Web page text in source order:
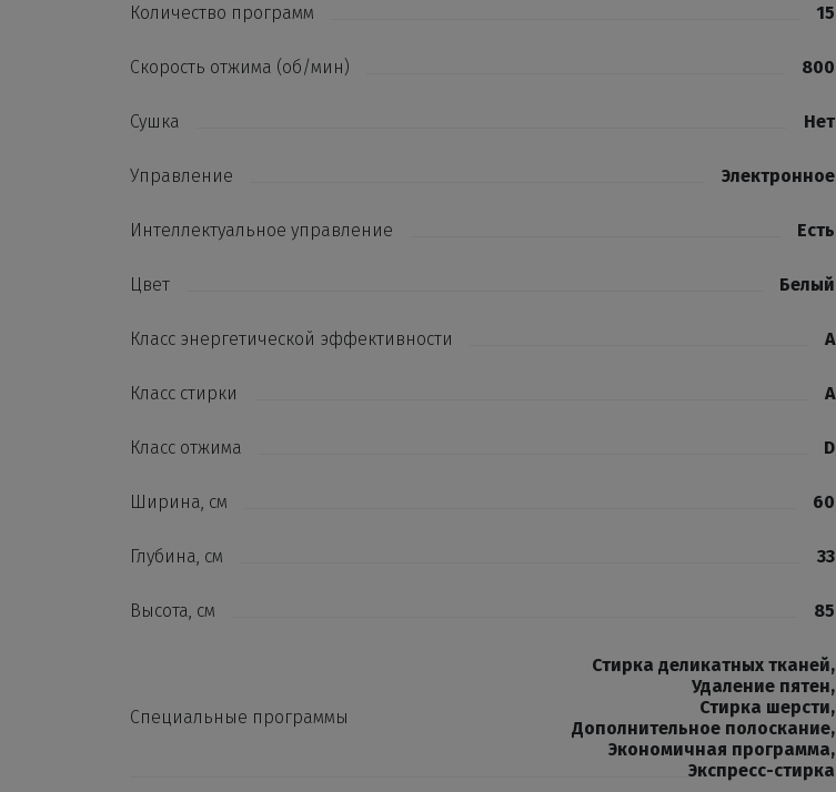
Количество программ 15
Скорость отжима (об/мин) 800
Сушка Нет
Управление Электронное
Интеллектуальное управление Есть
Цвет Белый
Класс энергетической эффективности A
Класс стирки A
Класс отжима D
Ширина, см 60
Глубина, см 33
Высота, см 85
Специальные программы
Стирка деликатных тканей,
Удаление пятен,
Стирка шерсти,
Дополнительное полоскание,
Экономичная программа,
Экспресс-стирка